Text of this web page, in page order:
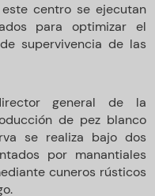
centro se ejecutan
para optimizar el
supervivencia de las
general de la
de pez blanco
se realiza bajo dos
por manantiales
cuneros rústicos